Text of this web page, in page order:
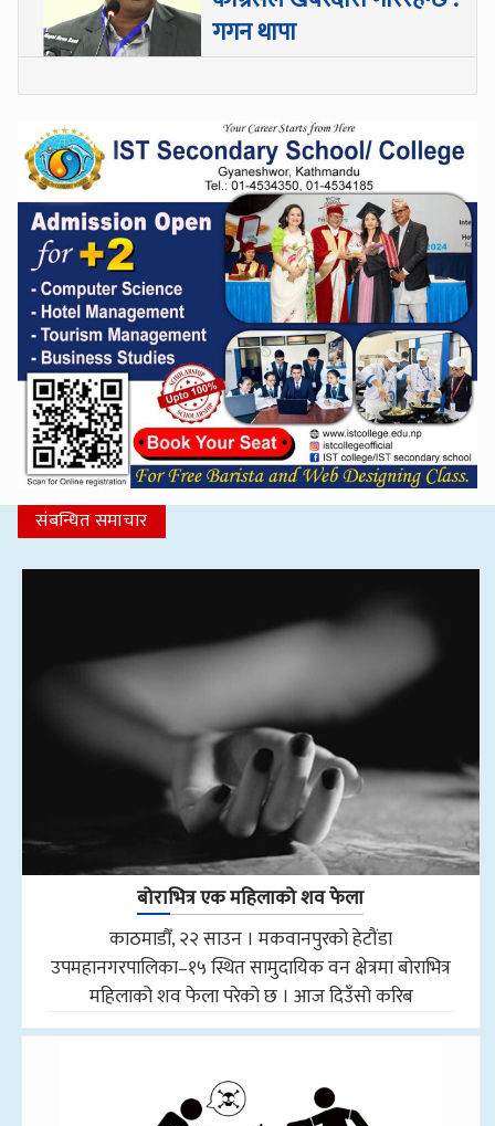
गगन थापा
संबन्धित समाचार
बोराभित्र एक महिलाको शव फेला
काठमाडौँ, २२ साउन । मकवानपुरको हेटौंडा
उपमहानगरपालिका–१५ स्थित सामुदायिक वन क्षेत्रमा बोराभित्र
महिलाको शव फेला परेको छ । आज दिउँसो करिब